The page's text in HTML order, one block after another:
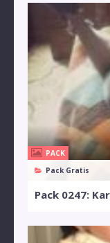
PACK
Pack Gratis
Pack 0247: